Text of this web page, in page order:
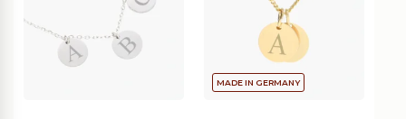
MADE IN GERMANY